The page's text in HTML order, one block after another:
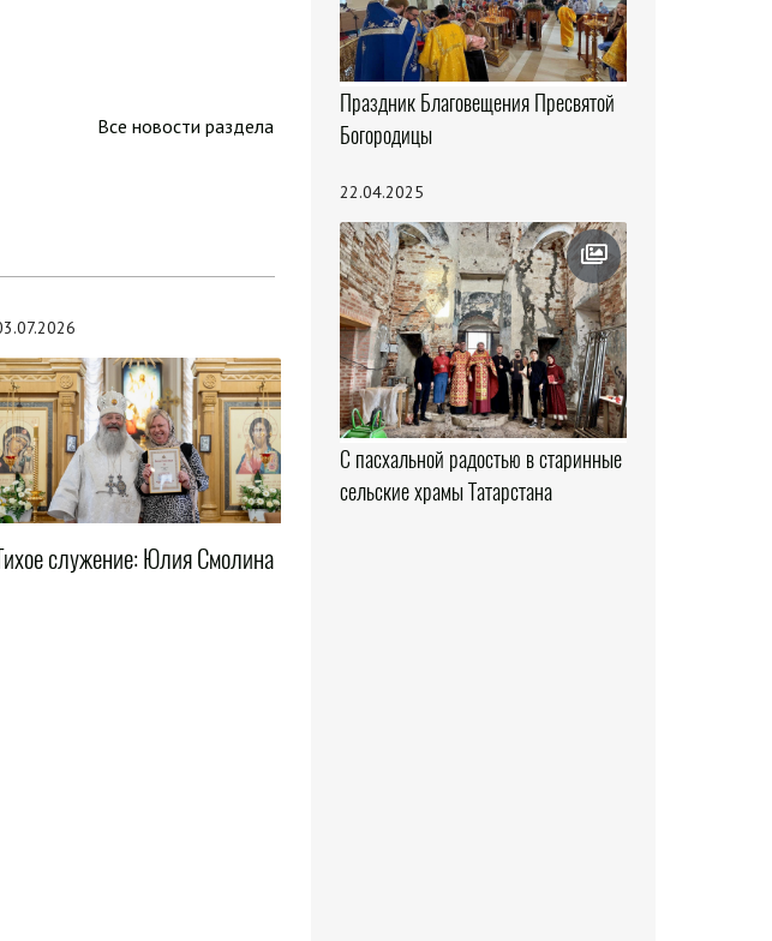
Все новости раздела
служение: Юлия Смолина
Праздник Благовещения Пресвятой
Богородицы
22.04.2025
С пасхальной радостью в старинные
сельские храмы Татарстана